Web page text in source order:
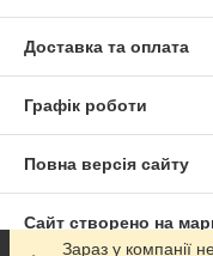
Доставка та оплата
Графік роботи
Повна версія сайту
Сайт створено на
Зараз у компанії